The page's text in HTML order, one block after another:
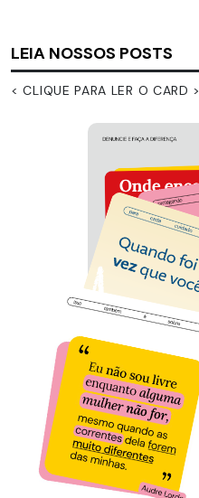
LEIA NOSSOS POSTS
< CLIQUE PARA LER O CARD >